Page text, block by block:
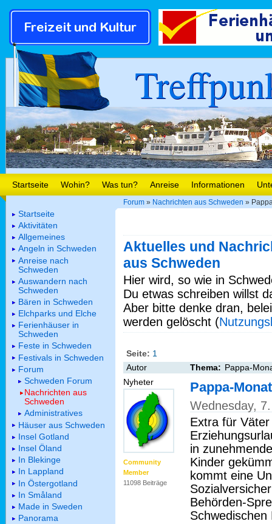
Startseite Wohin? Was tun? Anreise Informationen
Forum » Nachrichten aus Schweden »
Aktuelles und
aus Schweden
Hier wird, so wie in
Du etwas schreiben willst
Aber bitte denke dran,
werden gelöscht (
Seite: 1
Autor
Thema: Pappa-
Nyheter
Community
Member
11098 Beiträge
Pappa-
Wednesday,
Extra für
in
Kinder
kommt eine
Behörden-
Schwedischen
Startseite
Aktivitäten
Allgemeines
Angeln in Schweden
Anreise nach
Schweden
Auswandern nach
Schweden
Bären in Schweden
Elchparks und Elche
Ferienhäuser in
Schweden
Feste in Schweden
Festivals in Schweden
Forum
Schweden Forum
Nachrichten aus
Schweden
Administratives
Häuser aus Schweden
Insel Gotland
Insel Öland
In Blekinge
In Lappland
In Östergotland
In Småland
Made in Sweden
Panorama